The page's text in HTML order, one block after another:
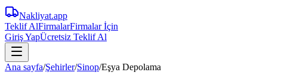
Nakliyat.app
Teklif AlFirmalarFirmalar İçin
Giriş YapÜcretsiz Teklif Al
Ana sayfa/Şehirler/Sinop/Eşya Depolama